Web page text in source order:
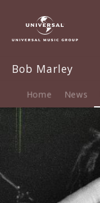
Musik
Easy
Boston
Bob Marley
Home News